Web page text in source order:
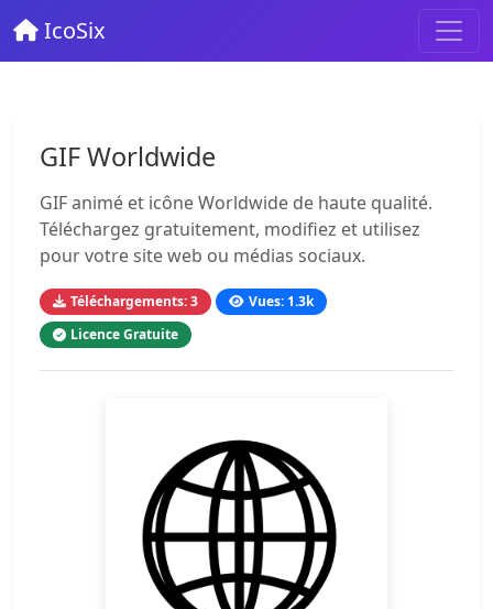
IcoSix
GIF Worldwide
GIF animé et icône Worldwide de haute qualité.
Téléchargez gratuitement, modifiez et utilisez
pour votre site web ou médias sociaux.
Téléchargements: 3
Vues: 1.3k
Licence Gratuite